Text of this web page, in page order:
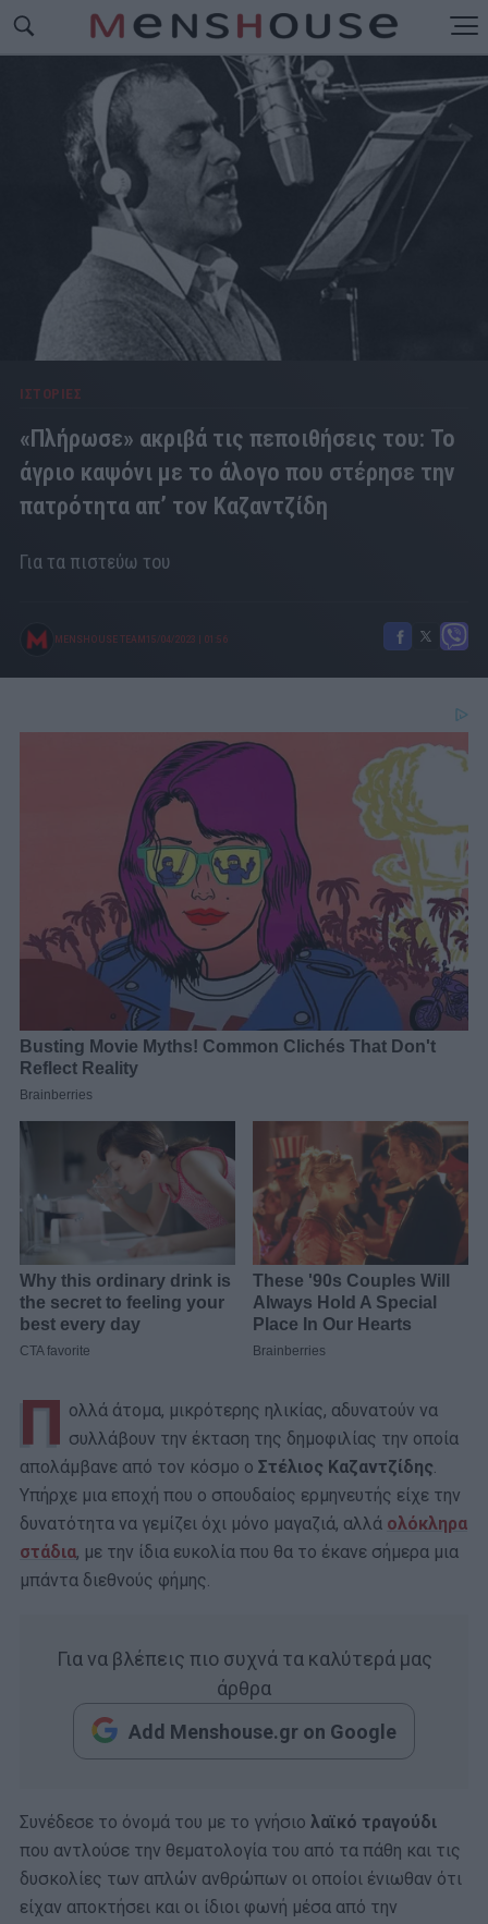
ΙΣΤΟΡΙΕΣ
«Πλήρωσε» ακριβά τις πεποιθήσεις του: Το
άγριο καψόνι με το άλογο που στέρησε την
πατρότητα απ’ τον Καζαντζίδη
Για τα πιστεύω του
MENSHOUSE TEAM 15/04/2023 01:56
Π ολλά άτομα, μικρότερης ηλικίας, αδυνατούν να
συλλάβουν την έκταση της δημοφιλίας την οποία
απολάμβανε από τον κόσμο ο Στέλιος Καζαντζίδης.
Υπήρχε μια εποχή που ο σπουδαίος ερμηνευτής είχε την
δυνατότητα να γεμίζει όχι μόνο μαγαζιά, αλλά ολόκληρα
στάδια, με την ίδια ευκολία που θα το έκανε σήμερα μια
μπάντα διεθνούς φήμης.
Για να βλέπεις πιο συχνά τα καλύτερά μας
άρθρα
Add Menshouse.gr on Google
Συνέδεσε το όνομά του με το γνήσιο λαϊκό τραγούδι
που αντλούσε την θεματολογία του από τα πάθη και τις
δυσκολίες των απλών ανθρώπων οι οποίοι ένιωθαν ότι
είχαν αποκτήσει και οι ίδιοι φωνή μέσα από την